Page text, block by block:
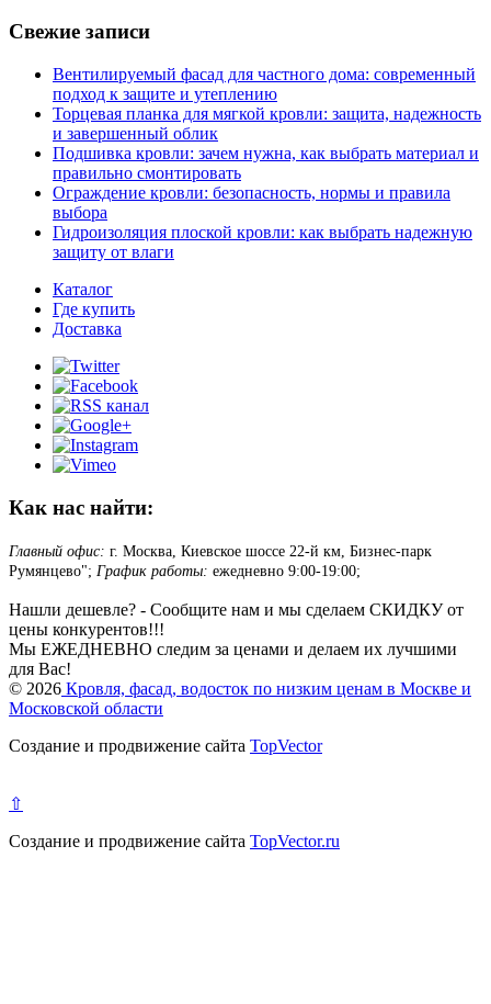
Свежие записи
Вентилируемый фасад для частного дома: современный
подход к защите и утеплению
Торцевая планка для мягкой кровли: защита, надежность
и завершенный облик
Подшивка кровли: зачем нужна, как выбрать материал и
правильно смонтировать
Ограждение кровли: безопасность, нормы и правила
выбора
Гидроизоляция плоской кровли: как выбрать надежную
защиту от влаги
Каталог
Где купить
Доставка
Как нас найти:
Главный офис: г. Москва, Киевское шоссе 22-й км, Бизнес-парк
Румянцево"; График работы: ежедневно 9:00-19:00;
Нашли дешевле? - Сообщите нам и мы сделаем СКИДКУ от
цены конкурентов!!!
Мы ЕЖЕДНЕВНО следим за ценами и делаем их лучшими
для Вас!
© 2026 Кровля, фасад, водосток по низким ценам в Москве и
Московской области
Создание и продвижение сайта TopVector
⇧
Создание и продвижение сайта TopVector.ru